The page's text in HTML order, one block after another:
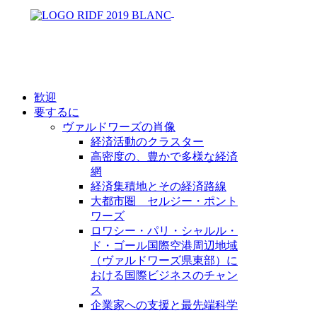
歓迎
要するに
ヴァルドワーズの肖像
経済活動のクラスター
高密度の、豊かで多様な経済
網
経済集積地とその経済路線
大都市圏 セルジー・ポント
ワーズ
ロワシー・パリ・シャルル・
ド・ゴール国際空港周辺地域
（ヴァルドワーズ県東部）に
おける国際ビジネスのチャン
ス
企業家への支援と最先端科学